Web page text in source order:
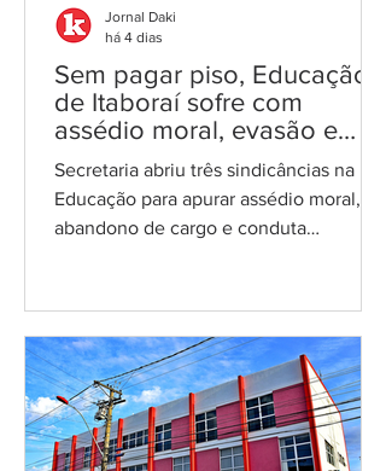
Sem pagar piso, Educação
de Itaboraí sofre com
assédio moral, evasão e
abandono de função
Secretaria abriu três sindicâncias na
Educação para apurar assédio moral,
abandono de cargo e conduta
do piso nacional do magistério, com
decisão do STF contra o município Por
Cláudio Figueiras Foto: reprodução A
Secretaria Municipal de Educação de
Itaboraí abriu, em menos de uma
semana, três sindicâncias para
Jornal Daki
há 4 dias